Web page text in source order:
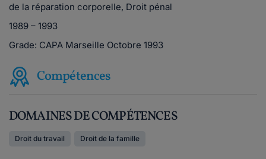
de la réparation corporelle, Droit pénal
1989 – 1993
Grade: CAPA Marseille Octobre 1993
Compétences
DOMAINES DE COMPÉTENCES
Droit du travail Droit de la famille